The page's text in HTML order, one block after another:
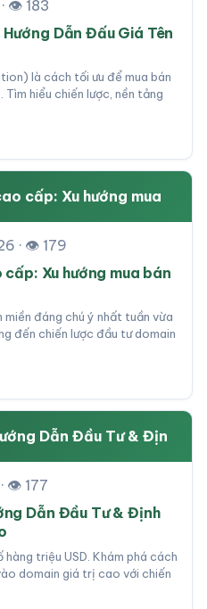
👁 183
Dẫn Đấu Giá Tên
là cách tối ưu để mua bán
hiểu chiến lược, nền tảng
cấp: Xu hướng mua
· 👁 179
Xu hướng mua bán
đáng chú ý nhất tuần vừa
đến chiến lược đầu tư domain
Dẫn Đầu Tư & Địn
👁 177
Dẫn Đầu Tư & Định
triệu USD. Khám phá cách
domain giá trị cao với chiến